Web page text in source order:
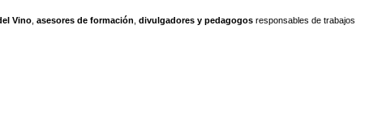
Vino asesores de formación divulgadores y pedagogos responsables de trabajos